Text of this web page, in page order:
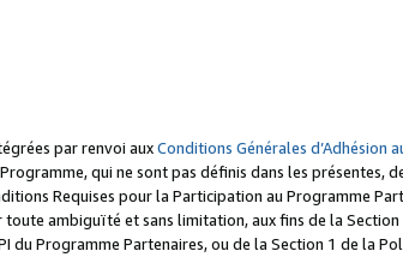
par renvoi auxConditions Générales d’Adhésion
qui ne sont pas définis dans les présentes,
Requises pour la Participation au Programme
ambiguïté et sans limitation, aux fins de la
Programme Partenaires, ou de la Section 1 de la